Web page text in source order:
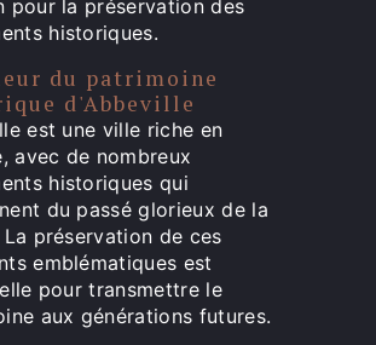
pour la préservation des
historiques.
du patrimoine
d'Abbeville
est une ville riche en
avec de nombreux
historiques qui
du passé glorieux de la
préservation de ces
emblématiques est
pour transmettre le
aux générations futures.